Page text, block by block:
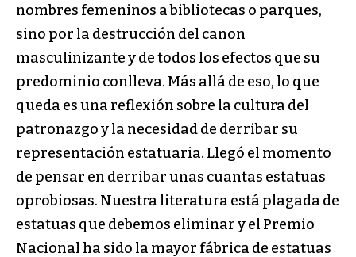
nombres femeninos a bibliotecas o parques,
sino por la destrucción del canon
masculinizante y de todos los efectos que su
predominio conlleva. Más allá de eso, lo que
queda es una reflexión sobre la cultura del
patronazgo y la necesidad de derribar su
representación estatuaria. Llegó el momento
de pensar en derribar unas cuantas estatuas
oprobiosas. Nuestra literatura está plagada de
estatuas que debemos eliminar y el Premio
Nacional ha sido la mayor fábrica de estatuas